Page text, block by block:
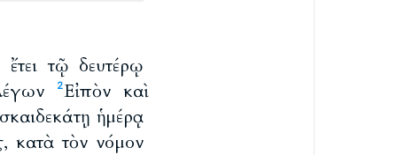
τῷ δευτέρῳ
2Εἰπὸν καὶ
ἡμέρᾳ
κατὰ τὸν νόμον